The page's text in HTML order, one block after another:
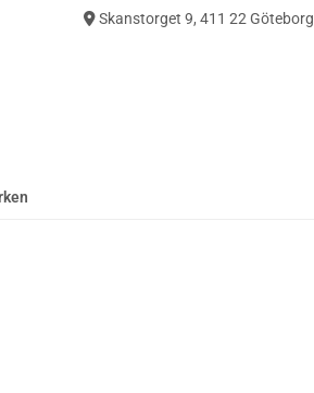
Skanstorget 9, 411 22 Göteborg